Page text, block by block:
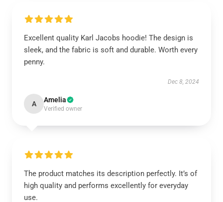
Excellent quality Karl Jacobs hoodie! The design is
sleek, and the fabric is soft and durable. Worth every
penny.
Dec 8, 2024
A Amelia
Verified owner
The product matches its description perfectly. It’s of
high quality and performs excellently for everyday
use.